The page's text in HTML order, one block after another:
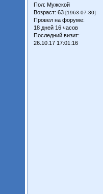
Пол: Мужской
Возраст: 63 [1963-07-30]
Провел на форуме:
18 дней 16 часов
Последний визит:
26.10.17 17:01:16